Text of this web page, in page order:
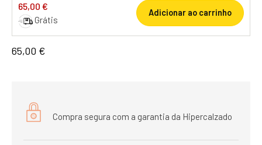
65,00 €
Grátis
Adicionar ao carrinho
65,00 €
Compra segura com a garantia da Hipercalzado